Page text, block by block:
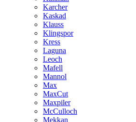
Karcher
Kaskad
Klauss
Klingspor
Kress
Laguna
Leoch
Mafell
Mannol
Max
MaxCut
Maxpiler
McCulloch
Mekkan